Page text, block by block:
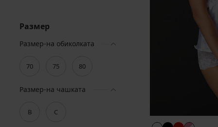
Размер
Размер-на обиколката
70 75 80
Размер-на чашката
B C